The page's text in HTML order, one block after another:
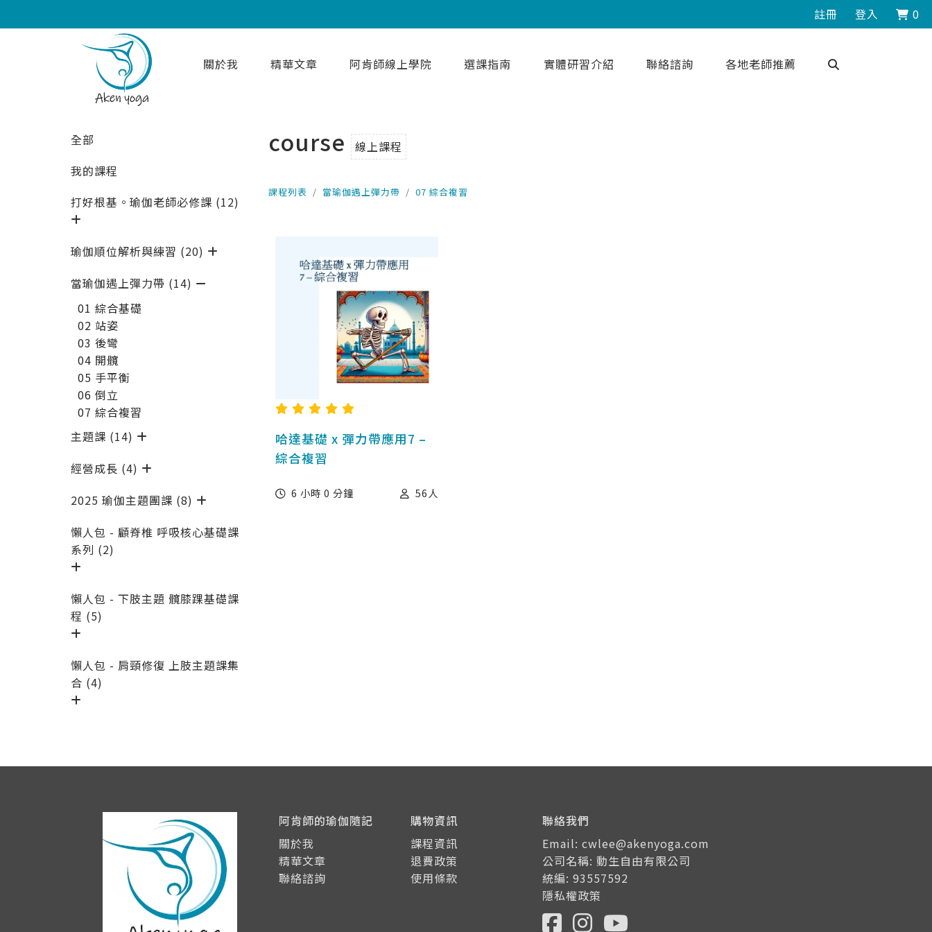
註冊 登入 0
關於我 精華文章 阿肯師線上學院 選課指南 實體研習介紹 聯絡諮詢 各地老師推薦
全部
我的課程
打好根基。瑜伽老師必修課 (12)
瑜伽順位解析與練習 (20)
當瑜伽遇上彈力帶 (14)
01 綜合基礎
02 站姿
03 後彎
04 開髖
05 手平衡
06 倒立
07 綜合複習
主題課 (14)
經營成長 (4)
2025 瑜伽主題團課 (8)
懶人包 - 顧脊椎 呼吸核心基礎課
系列 (2)
懶人包 - 下肢主題 髖膝踝基礎課
程 (5)
懶人包 - 肩頸修復 上肢主題課集
合 (4)
course 線上課程
課程列表 當瑜伽遇上彈力帶 07 綜合複習
哈達基礎 x 彈力帶應用7 –
綜合複習
6 小時 0 分鐘 56 人
阿肯師的瑜伽隨記
關於我
精華文章
聯絡諮詢
購物資訊
課程資訊
退費政策
使用條款
聯絡我們
Email: cwlee@akenyoga.com
公司名稱: 動生自由有限公司
統編: 93557592
隱私權政策